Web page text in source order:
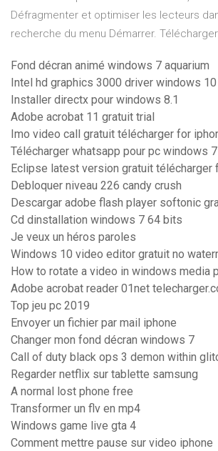
Défragmenter et optimiser les lecteurs
recherche du menu Démarrer.
Fond décran animé windows 7 aquarium
Intel hd graphics 3000 driver windows
Installer directx pour windows 8.1
Adobe acrobat 11 gratuit trial
Imo video call gratuit télécharger for
Télécharger whatsapp pour pc windows
Eclipse latest version gratuit télécharger
Debloquer niveau 226 candy crush
Descargar adobe flash player softonic
Cd dinstallation windows 7 64 bits
Je veux un héros paroles
Windows 10 video editor gratuit no
How to rotate a video in windows media
Adobe acrobat reader 01net
Top jeu pc 2019
Envoyer un fichier par mail iphone
Changer mon fond décran windows 7
Call of duty black ops 3 demon within
Regarder netflix sur tablette samsung
A normal lost phone free
Transformer un flv en mp4
Windows game live gta 4
Comment mettre pause sur video iphone